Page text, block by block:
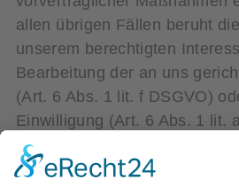
allen übrigen Fällen beruht
unserem berechtigten
Bearbeitung der an uns
(Art. 6 Abs. 1 lit. f DSGVO)
Einwilligung (Art. 6 Abs. 1 lit.
diese abgefragt wurde; die
jederzeit widerrufbar.